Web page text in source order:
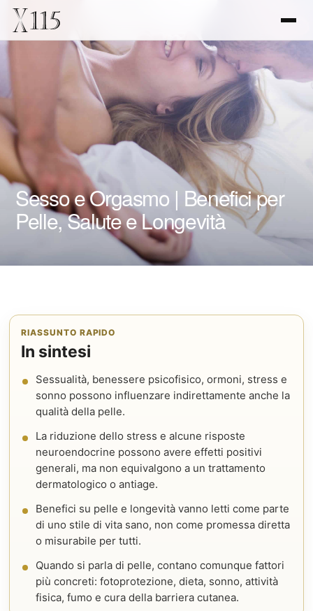
Sesso e Orgasmo | Benefici per
Pelle, Salute e Longevità
RIASSUNTO RAPIDO
In sintesi
Sessualità, benessere psicofisico, ormoni, stress e
sonno possono influenzare indirettamente anche la
qualità della pelle.
La riduzione dello stress e alcune risposte
neuroendocrine possono avere effetti positivi
generali, ma non equivalgono a un trattamento
dermatologico o antiage.
Benefici su pelle e longevità vanno letti come parte
di uno stile di vita sano, non come promessa diretta
o misurabile per tutti.
Quando si parla di pelle, contano comunque fattori
più concreti: fotoprotezione, dieta, sonno, attività
fisica, fumo e cura della barriera cutanea.